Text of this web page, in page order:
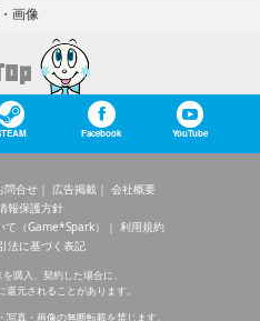
画像
Facebook YouTube
問合せ 広告掲載
会社概要
報保護方針
（Game*Spark）
利用規約
法に基づく表記
購入、契約した場合に、
元されることがあります。
真・画像の無断転載を禁じます。